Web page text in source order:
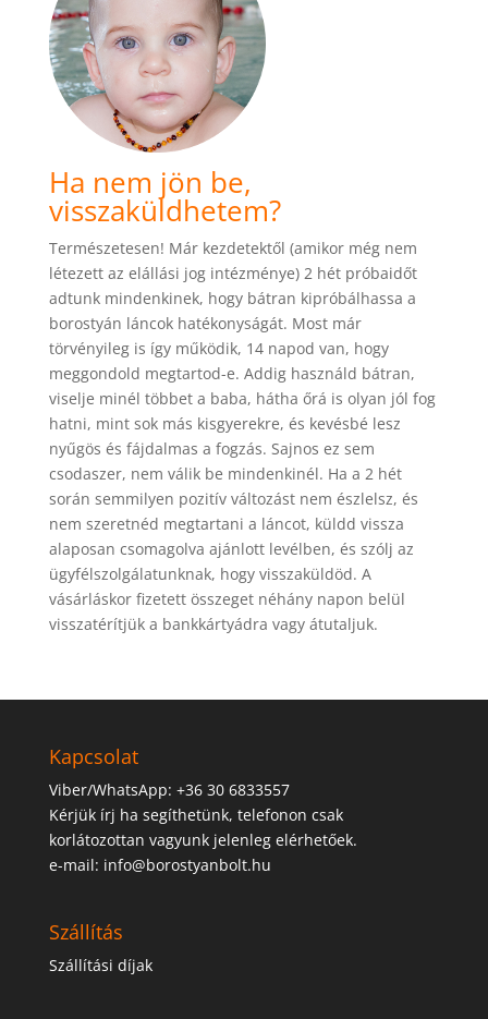
Ha nem jön be,
visszaküldhetem?
Természetesen! Már kezdetektől (amikor még nem
létezett az elállási jog intézménye) 2 hét próbaidőt
adtunk mindenkinek, hogy bátran kipróbálhassa a
borostyán láncok hatékonyságát. Most már
törvényileg is így működik, 14 napod van, hogy
meggondold megtartod-e. Addig használd bátran,
viselje minél többet a baba, hátha őrá is olyan jól fog
hatni, mint sok más kisgyerekre, és kevésbé lesz
nyűgös és fájdalmas a fogzás. Sajnos ez sem
csodaszer, nem válik be mindenkinél. Ha a 2 hét
során semmilyen pozitív változást nem észlelsz, és
nem szeretnéd megtartani a láncot, küldd vissza
alaposan csomagolva ajánlott levélben, és szólj az
ügyfélszolgálatunknak, hogy visszaküldöd. A
vásárláskor fizetett összeget néhány napon belül
visszatérítjük a bankkártyádra vagy átutaljuk.
Kapcsolat
Viber/WhatsApp: +36 30 6833557
Kérjük írj ha segíthetünk, telefonon csak
korlátozottan vagyunk jelenleg elérhetőek.
e-mail: info@borostyanbolt.hu
Szállítás
Szállítási díjak